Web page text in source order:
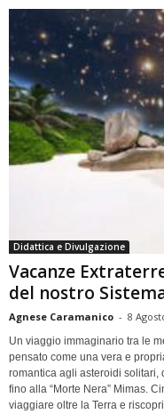
Didattica e Divulgazione
Vacanze
del nostro
Agnese Caramanico - 8
Un viaggio immaginario tra le
pensato come una vera e
romantica agli asteroidi solitari,
fino alla “Morte Nera” Mimas.
viaggiare oltre la Terra e